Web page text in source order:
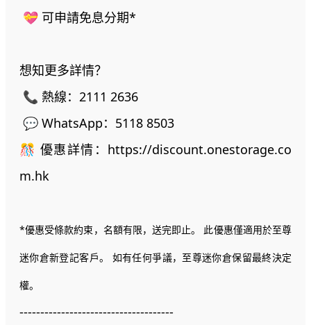
💝 可申請免息分期*
想知更多詳情？
📞 熱線：2111 2636
💬 WhatsApp：5118 8503
🎊 優惠詳情：https://discount.onestorage.co
m.hk
*優惠受條款約束，名額有限，送完即止。 此優惠僅適用於至尊
迷你倉新登記客戶。 如有任何爭議，至尊迷你倉保留最終決定
權。
-------------------------------------